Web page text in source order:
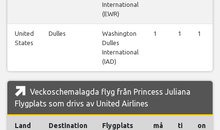
International
(EWR)
United
States
Dulles
Washington
Dulles
International
(IAD)
1 1 1
Veckoschemalagda flyg från Princess Juliana
Flygplats som drivs av United Airlines
Land Destination Flygplats må ti on